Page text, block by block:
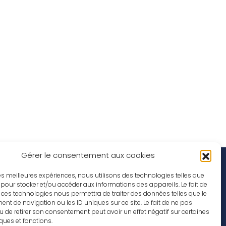
Gérer le consentement aux cookies
meilleures expériences, nous utilisons des technologies telles que
stocker et/ou accéder aux informations des appareils. Le fait de
technologies nous permettra de traiter des données telles que le
de navigation ou les ID uniques sur ce site. Le fait de ne pas
de retirer son consentement peut avoir un effet négatif sur certaines
et fonctions.
offers
Social Media